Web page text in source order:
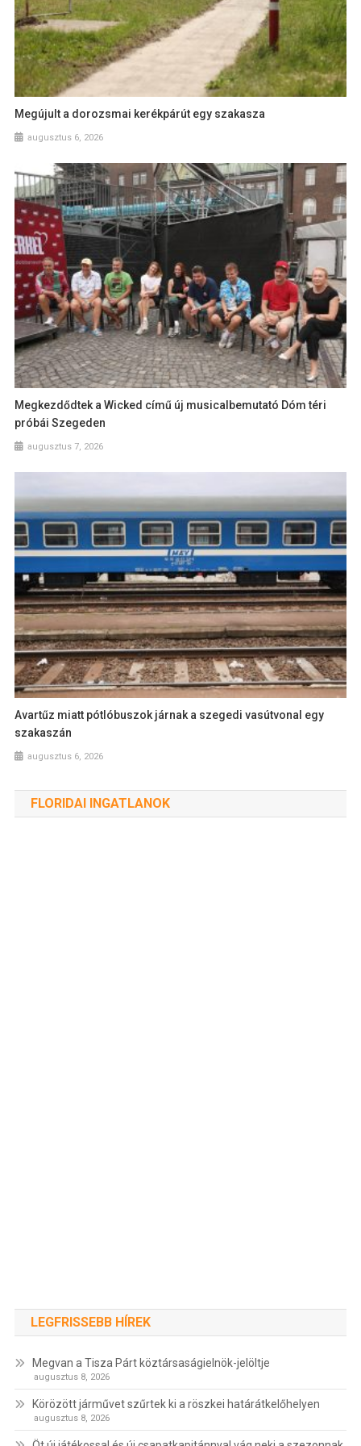
Megújult a dorozsmai kerékpárút egy szakasza
augusztus 6, 2026
Megkezdődtek a Wicked című új musicalbemutató Dóm téri
próbái Szegeden
augusztus 7, 2026
Avartűz miatt pótlóbuszok járnak a szegedi vasútvonal egy
szakaszán
augusztus 6, 2026
FLORIDAI INGATLANOK
LEGFRISSEBB HÍREK
Megvan a Tisza Párt köztársaságielnök-jelöltje
augusztus 8, 2026
Körözött járművet szűrtek ki a röszkei határátkelőhelyen
augusztus 8, 2026